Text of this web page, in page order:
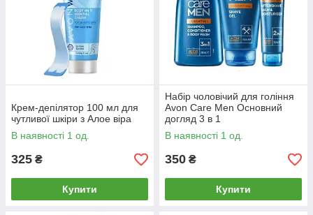
Крем-депілятор 100 мл для
чутливої шкіри з Алое віра
В наявності 1 од.
325 ₴
Купити
Набір чоловічий для гоління
Avon Care Men Основний
догляд 3 в 1
В наявності 1 од.
350 ₴
Купити